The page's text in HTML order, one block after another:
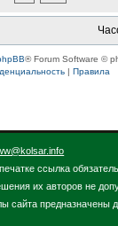
® Forum Software ©
| Правила
ссылка
их авторов не
сайта предназначены